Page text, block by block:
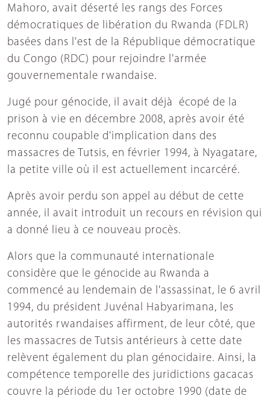
Mahoro, avait déserté les rangs des Forces
démocratiques de libération du Rwanda (FDLR)
basées dans l'est de la République démocratique
du Congo (RDC) pour rejoindre l'armée
gouvernementale rwandaise.
Jugé pour génocide, il avait déjà écopé de la
prison à vie en décembre 2008, après avoir été
reconnu coupable d'implication dans des
massacres de Tutsis, en février 1994, à Nyagatare,
la petite ville où il est actuellement incarcéré.
Après avoir perdu son appel au début de cette
année, il avait introduit un recours en révision qui
a donné lieu à ce nouveau procès.
Alors que la communauté internationale
considère que le génocide au Rwanda a
commencé au lendemain de l'assassinat, le 6 avril
1994, du président Juvénal Habyarimana, les
autorités rwandaises affirment, de leur côté, que
les massacres de Tutsis antérieurs à cette date
relèvent également du plan génocidaire. Ainsi, la
compétence temporelle des juridictions gacacas
couvre la période du 1er octobre 1990 (date de